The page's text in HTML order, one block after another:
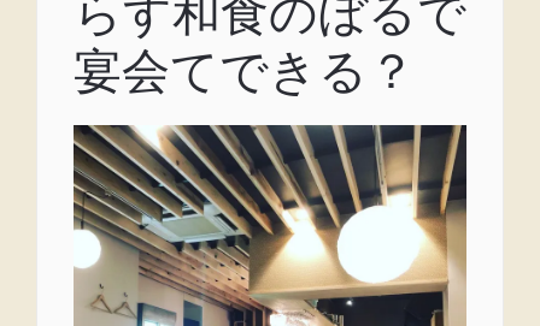
らす和食のぼるで
宴会てできる？